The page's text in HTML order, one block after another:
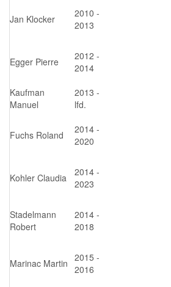
Jan Klocker
2010 -
2013
Egger Pierre
2012 -
2014
Kaufman
Manuel
2013 -
lfd.
Fuchs Roland
2014 -
2020
Kohler Claudia
2014 -
2023
Stadelmann
Robert
2014 -
2018
Marinac Martin 2015 -
2016